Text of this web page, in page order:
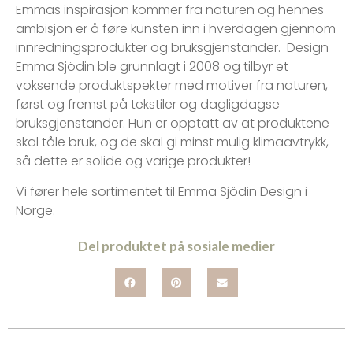
Emmas inspirasjon kommer fra naturen og hennes
ambisjon er å føre kunsten inn i hverdagen gjennom
innredningsprodukter og bruksgjenstander. Design
Emma Sjödin ble grunnlagt i 2008 og tilbyr et
voksende produktspekter med motiver fra naturen,
først og fremst på tekstiler og dagligdagse
bruksgjenstander. Hun er opptatt av at produktene
skal tåle bruk, og de skal gi minst mulig klimaavtrykk,
så dette er solide og varige produkter!
Vi fører hele sortimentet til Emma Sjödin Design i
Norge.
Del produktet på sosiale medier